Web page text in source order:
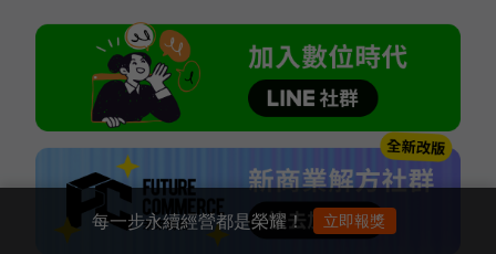
每一步永續經營都是榮耀！ 立即報獎